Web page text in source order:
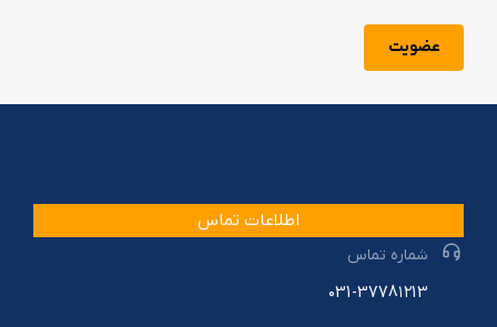
عضویت
اطلاعات تماس
شماره تماس
۰31-3778۱۲13